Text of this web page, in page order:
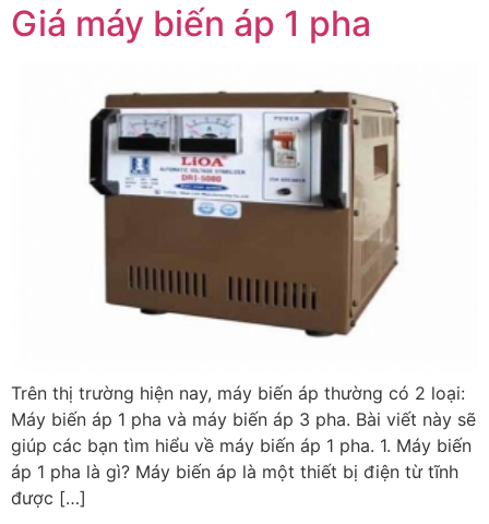
Giá máy biến áp 1 pha
Trên thị trường hiện nay, máy biến áp thường có 2 loại:
Máy biến áp 1 pha và máy biến áp 3 pha. Bài viết này sẽ
giúp các bạn tìm hiểu về máy biến áp 1 pha. 1. Máy biến
áp 1 pha là gì? Máy biến áp là một thiết bị điện từ tĩnh
được […]